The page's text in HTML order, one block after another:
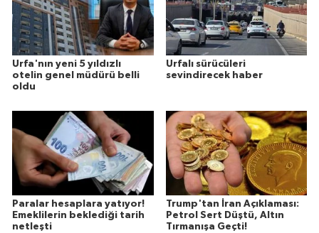
Urfa'nın yeni 5 yıldızlı
otelin genel müdürü belli
oldu
Urfalı sürücüleri
sevindirecek haber
Paralar hesaplara yatıyor!
Emeklilerin beklediği tarih
netleşti
Trump'tan İran Açıklaması:
Petrol Sert Düştü, Altın
Tırmanışa Geçti!